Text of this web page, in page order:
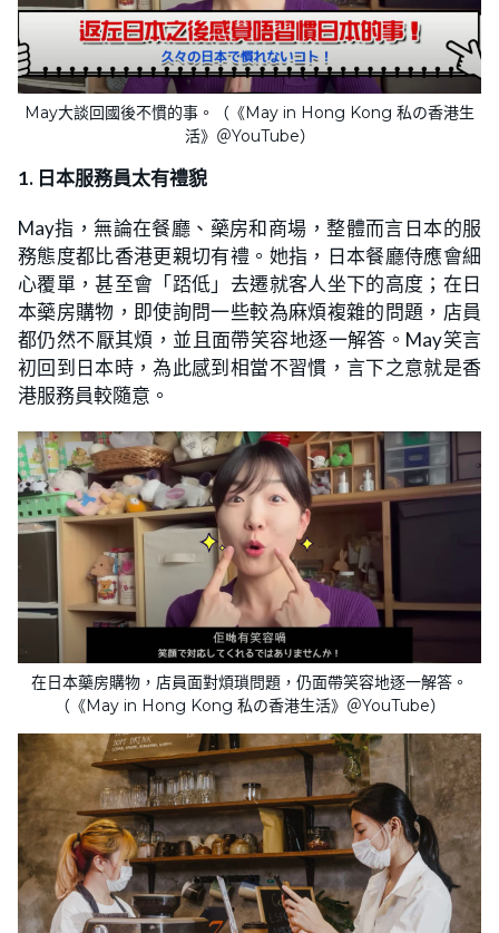
May大談回國後不慣的事。（《May in Hong Kong 私の香港生
活》＠YouTube）
1. 日本服務員太有禮貌
May指，無論在餐廳、藥房和商場，整體而言日本的服
務態度都比香港更親切有禮。她指，日本餐廳侍應會細
心覆單，甚至會「踎低」去遷就客人坐下的高度；在日
本藥房購物，即使詢問一些較為麻煩複雜的問題，店員
都仍然不厭其煩，並且面帶笑容地逐一解答。May笑言
初回到日本時，為此感到相當不習慣，言下之意就是香
港服務員較隨意。
在日本藥房購物，店員面對煩瑣問題，仍面帶笑容地逐一解答。
（《May in Hong Kong 私の香港生活》＠YouTube）